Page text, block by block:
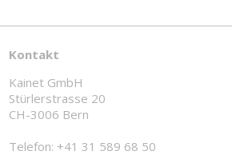
Kontakt
Kainet GmbH
Stürlerstrasse 20
CH-3006 Bern
Telefon: +41 31 589 68 50